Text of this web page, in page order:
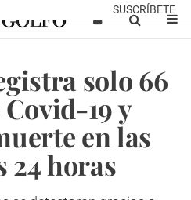
SUSCRÍBETE
solo 66
Covid-19 y
en las
24 horas